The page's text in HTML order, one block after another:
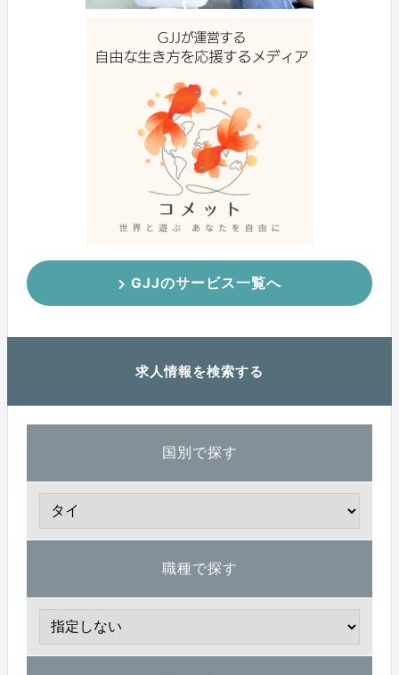
GJJのサービス一覧へ
求人情報を検索する
国別で探す
職種で探す